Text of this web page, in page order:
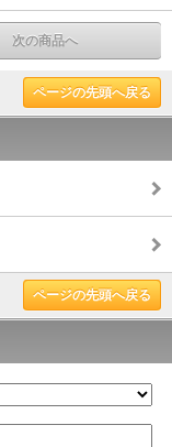
次の商品へ
ページの先頭へ戻る
ページの先頭へ戻る